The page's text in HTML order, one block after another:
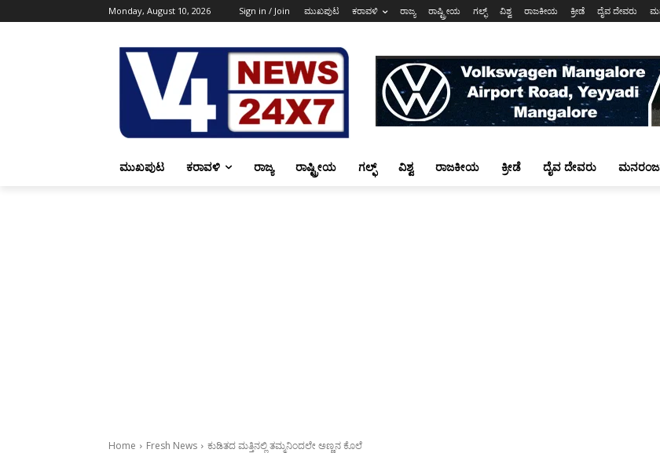
Monday, August 10, 2026 Sign in / Join ಮುಖಪುಟ ಕರಾವಳಿ ರಾಜ್ಯ ರಾಷ್ಟ್ರೀಯ ಗಲ್ಫ್ ವಿಶ್ವ ರಾಜಕೀಯ ಕ್ರೀಡೆ ದೈವ ದೇವರು
ಮುಖಪುಟ ಕರಾವಳಿ ರಾಜ್ಯ ರಾಷ್ಟ್ರೀಯ ಗಲ್ಫ್ ವಿಶ್ವ ರಾಜಕೀಯ ಕ್ರೀಡೆ ದೈವ ದೇವರು
Home Fresh News ಕುಡಿತದ ಮತ್ತಿನಲ್ಲಿ ತಮ್ಮನಿಂದಲೇ ಅಣ್ಣನ ಕೊಲೆ